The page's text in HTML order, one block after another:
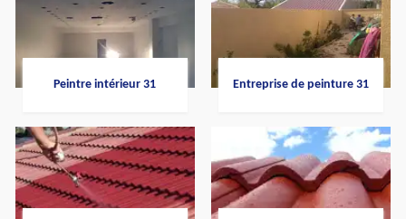
Peintre intérieur 31 Entreprise de peinture 31